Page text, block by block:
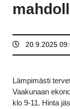
20.9.2025
Lämpimästi
Vaakunaan
klo 9-11. Hinta